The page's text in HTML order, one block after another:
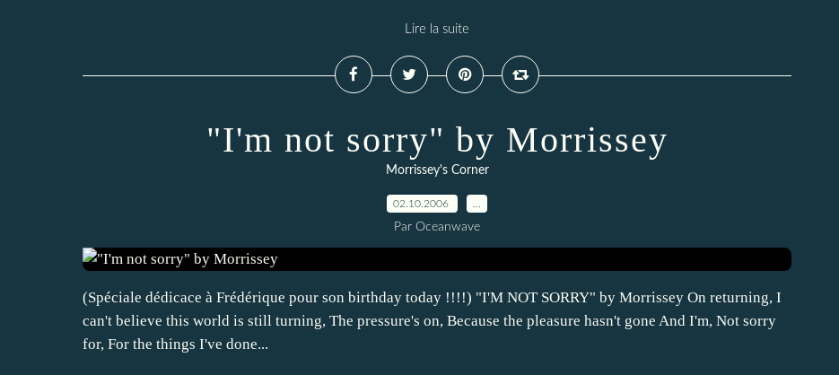
Lire la suite
"I'm not sorry" by Morrissey
Morrissey's Corner
02.10.2006
Par Oceanwave
(Spéciale dédicace à Frédérique pour son birthday today !!!!) "I'M NOT SORRY" by Morrissey On returning, I
can't believe this world is still turning, The pressure's on, Because the pleasure hasn't gone And I'm, Not sorry
for, For the things I've done...